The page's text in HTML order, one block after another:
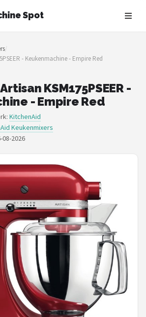
Spot
/
- Keukenmachine - Empire Red
KSM175PSEER -
- Empire Red
KitchenAid
Keukenmixers
2026